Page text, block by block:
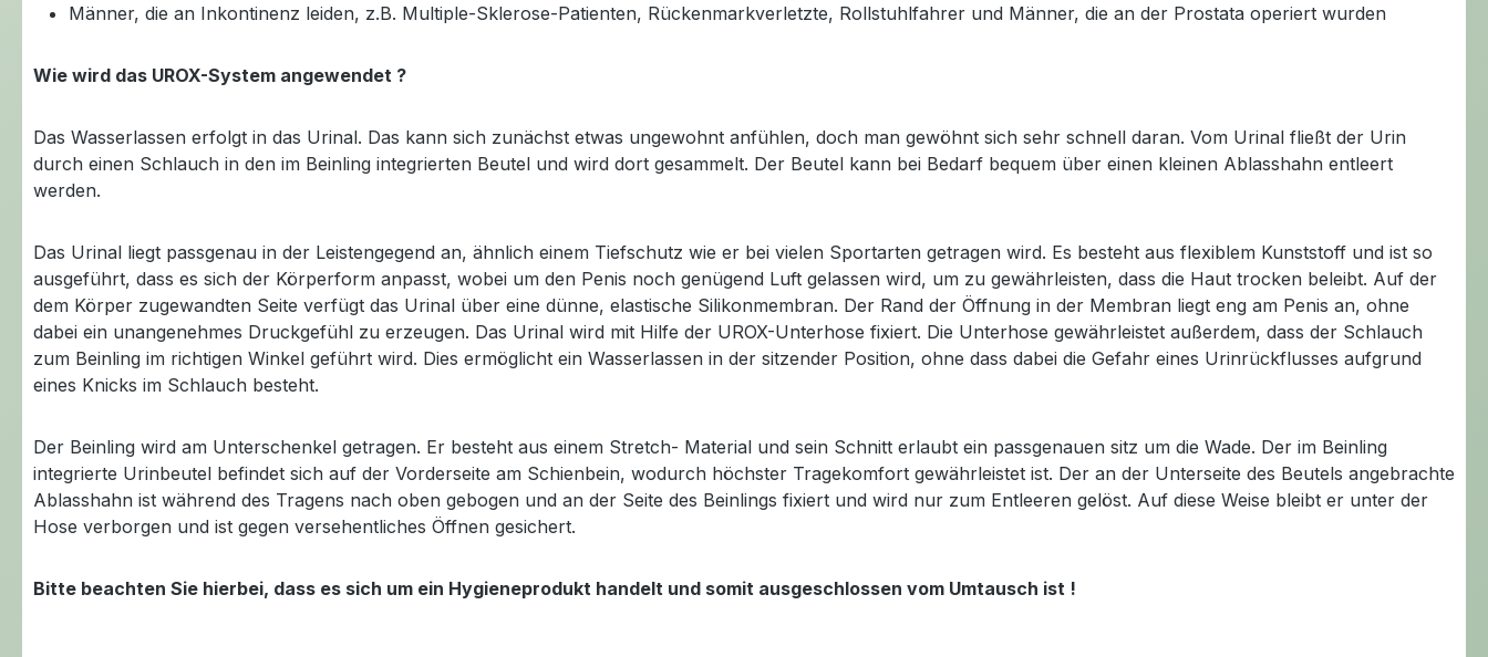
Männer, die an Inkontinenz leiden, z.B. Multiple-Sklerose-Patienten, Rückenmarkverletzte, Rollstuhlfahrer und Männer, die an der Prostata operiert wurden
Wie wird das UROX-System angewendet ?
Das Wasserlassen erfolgt in das Urinal. Das kann sich zunächst etwas ungewohnt anfühlen, doch man gewöhnt sich sehr schnell daran. Vom Urinal fließt der Urin
durch einen Schlauch in den im Beinling integrierten Beutel und wird dort gesammelt. Der Beutel kann bei Bedarf bequem über einen kleinen Ablasshahn entleert
werden.
Das Urinal liegt passgenau in der Leistengegend an, ähnlich einem Tiefschutz wie er bei vielen Sportarten getragen wird. Es besteht aus flexiblem Kunststoff und ist so
ausgeführt, dass es sich der Körperform anpasst, wobei um den Penis noch genügend Luft gelassen wird, um zu gewährleisten, dass die Haut trocken beleibt. Auf der
dem Körper zugewandten Seite verfügt das Urinal über eine dünne, elastische Silikonmembran. Der Rand der Öffnung in der Membran liegt eng am Penis an, ohne
dabei ein unangenehmes Druckgefühl zu erzeugen. Das Urinal wird mit Hilfe der UROX-Unterhose fixiert. Die Unterhose gewährleistet außerdem, dass der Schlauch
zum Beinling im richtigen Winkel geführt wird. Dies ermöglicht ein Wasserlassen in der sitzender Position, ohne dass dabei die Gefahr eines Urinrückflusses aufgrund
eines Knicks im Schlauch besteht.
Der Beinling wird am Unterschenkel getragen. Er besteht aus einem Stretch- Material und sein Schnitt erlaubt ein passgenauen sitz um die Wade. Der im Beinling
integrierte Urinbeutel befindet sich auf der Vorderseite am Schienbein, wodurch höchster Tragekomfort gewährleistet ist. Der an der Unterseite des Beutels angebrachte
Ablasshahn ist während des Tragens nach oben gebogen und an der Seite des Beinlings fixiert und wird nur zum Entleeren gelöst. Auf diese Weise bleibt er unter der
Hose verborgen und ist gegen versehentliches Öffnen gesichert.
Bitte beachten Sie hierbei, dass es sich um ein Hygieneprodukt handelt und somit ausgeschlossen vom Umtausch ist !